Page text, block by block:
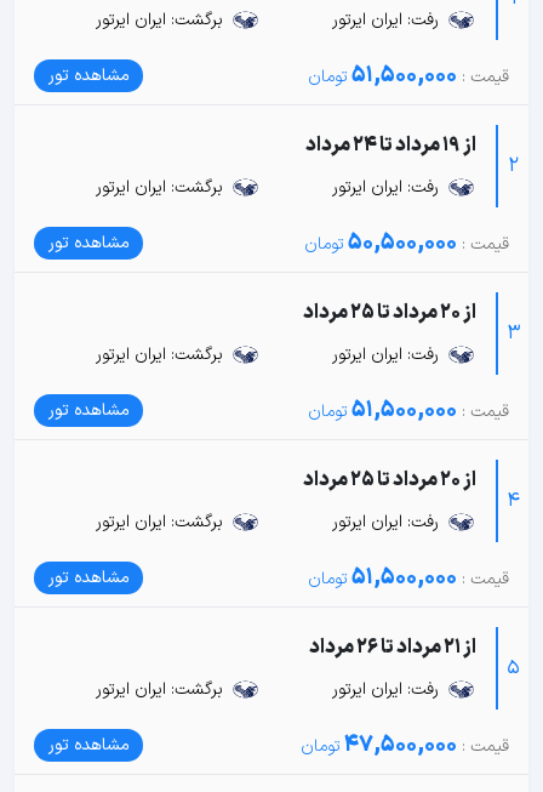
رفت: ایران ایرتور برگشت: ایران ایرتور
51,500,000 مشاهده تور
2
از 19 مرداد تا 24 مرداد
رفت: ایران ایرتور برگشت: ایران ایرتور
50,500,000 مشاهده تور
3
از 20 مرداد تا 25 مرداد
رفت: ایران ایرتور برگشت: ایران ایرتور
51,500,000 مشاهده تور
4
از 20 مرداد تا 25 مرداد
رفت: ایران ایرتور برگشت: ایران ایرتور
51,500,000 مشاهده تور
5
از 21 مرداد تا 26 مرداد
رفت: ایران ایرتور برگشت: ایران ایرتور
47,500,000 مشاهده تور